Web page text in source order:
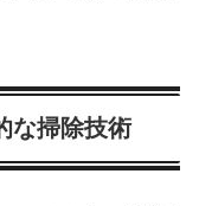
な掃除技術